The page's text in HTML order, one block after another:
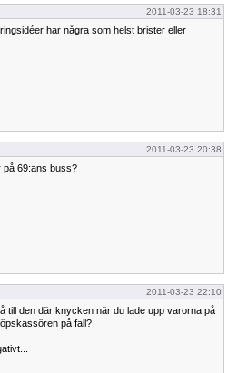
2011-03-23 18:31
har några som helst brister eller
2011-03-23 20:38
på 69:ans buss?
2011-03-23 22:10
till den där knycken när du lade upp varorna på
på fall?